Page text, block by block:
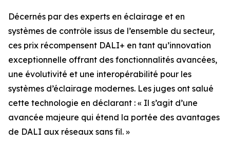
Décernés par des experts en éclairage et en
systèmes de contrôle issus de l’ensemble du secteur,
ces prix récompensent DALI+ en tant qu’innovation
exceptionnelle offrant des fonctionnalités avancées,
une évolutivité et une interopérabilité pour les
systèmes d’éclairage modernes. Les juges ont salué
cette technologie en déclarant : « Il s’agit d’une
avancée majeure qui étend la portée des avantages
de DALI aux réseaux sans fil. »